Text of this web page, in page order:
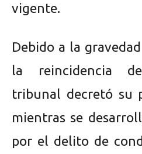
vigente.
Debido a la
la reincidencia
tribunal decretó su
mientras se
por el delito de